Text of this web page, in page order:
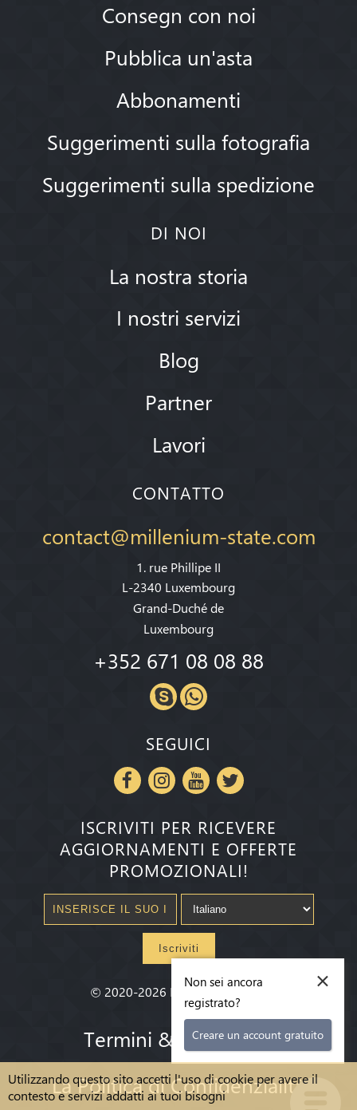
Utilizzando questo sito accetti l'uso di cookie per avere il
contesto e servizi addatti ai tuoi bisogni
Consegn con noi
Pubblica un'asta
Abbonamenti
Suggerimenti sulla fotografia
Suggerimenti sulla spedizione
DI NOI
La nostra storia
I nostri servizi
Blog
Partner
Lavori
CONTATTO
contact@millenium-state.com
1. rue Phillipe II
L-2340 Luxembourg
Grand-Duché de
Luxembourg
+352 671 08 08 88
SEGUICI
ISCRIVITI PER RICEVERE
AGGIORNAMENTI E OFFERTE
PROMOZIONALI!
Iscriviti
© 2020-2026 Millenium State®
Termini & condizioni
La Politica di Confidenzialità
×
Non sei ancora
registrato?
Creare un account gratuito